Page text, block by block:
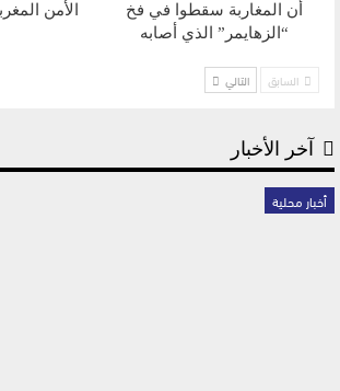
أن المغاربة سقطوا في فخ
“الزهايمر” الذي أصابه
الأمن
السابق التالي
آخر الأخبار
أخبار محلية